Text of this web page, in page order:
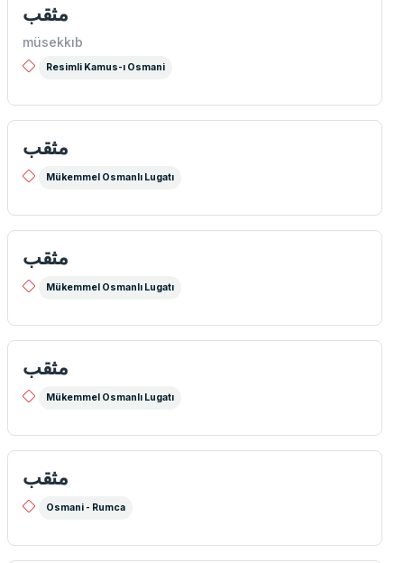
مثقب
müsekkıb
Resimli Kamus-ı Osmani
مثقب
Mükemmel Osmanlı Lugatı
مثقب
Mükemmel Osmanlı Lugatı
مثقب
Mükemmel Osmanlı Lugatı
مثقب
Osmani - Rumca